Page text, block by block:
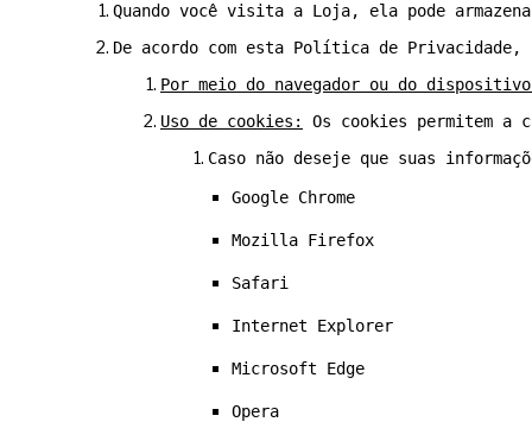
Quando você visita a Loja, ela pode
De acordo com esta Política de
Por meio do navegador ou do
Uso de cookies:
Os cookies permitem
Caso não deseje que suas
Google Chrome
Mozilla Firefox
Safari
Internet Explorer
Microsoft Edge
Opera